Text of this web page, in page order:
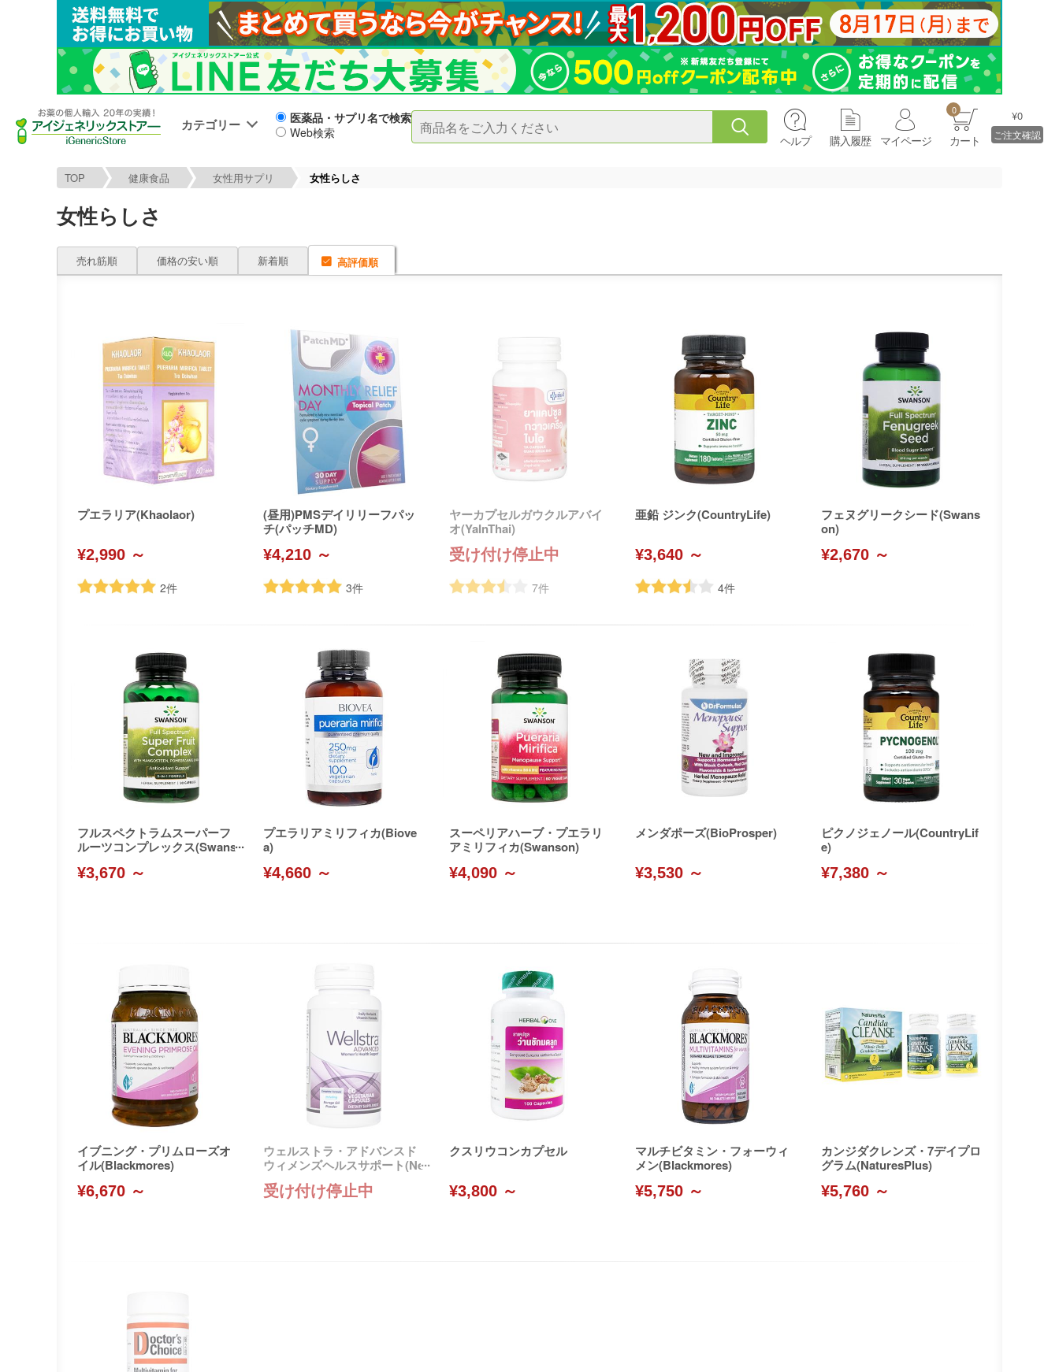
カテゴリー
医薬品・サプリ名で検索
Web検索
ヘルプ 購入履歴 マイページ
0
カート
¥0
ご注文確認
TOP 健康食品 女性用サプリ 女性らしさ
女性らしさ
売れ筋順 価格の安い順 新着順 高評価順
プエラリア(Khaolaor)
¥2,990 ～
2件
(昼用)PMSデイリリーフパッ
チ(パッチMD)
¥4,210 ～
3件
ヤーカプセルガウクルアバイ
オ(YaInThai)
受け付け停止中
7件
亜鉛 ジンク(CountryLife)
¥3,640 ～
4件
フェヌグリークシード(Swans
on)
¥2,670 ～
フルスペクトラムスーパーフ
ルーツコンプレックス(Swans
¥3,670 ～
プエラリアミリフィカ(Biove
a)
¥4,660 ～
スーペリアハーブ・プエラリ
アミリフィカ(Swanson)
¥4,090 ～
メンダポーズ(BioProsper)
¥3,530 ～
ピクノジェノール(CountryLif
e)
¥7,380 ～
イブニング・プリムローズオ
イル(Blackmores)
¥6,670 ～
ウェルストラ・アドバンスド
ウィメンズヘルスサポート(Ne
wtonEverett)
受け付け停止中
クスリウコンカプセル
¥3,800 ～
マルチビタミン・フォーウィ
メン(Blackmores)
¥5,750 ～
カンジダクレンズ・7デイプロ
グラム(NaturesPlus)
¥5,760 ～